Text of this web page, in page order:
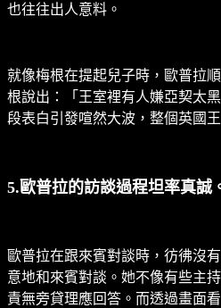
也往往出人意料。
就像梅根在提起兒子時，歐普拉
根說出：「王室裡有人嫌亞契太
段表白引發喧然大波，整個英國
5.歐普拉的訪談過程坦率真誠
歐普拉在跟來賓對談時，彷彿沒
意地和來賓對談。她不像有些主
責無旁貸理應回答。而透過畫面